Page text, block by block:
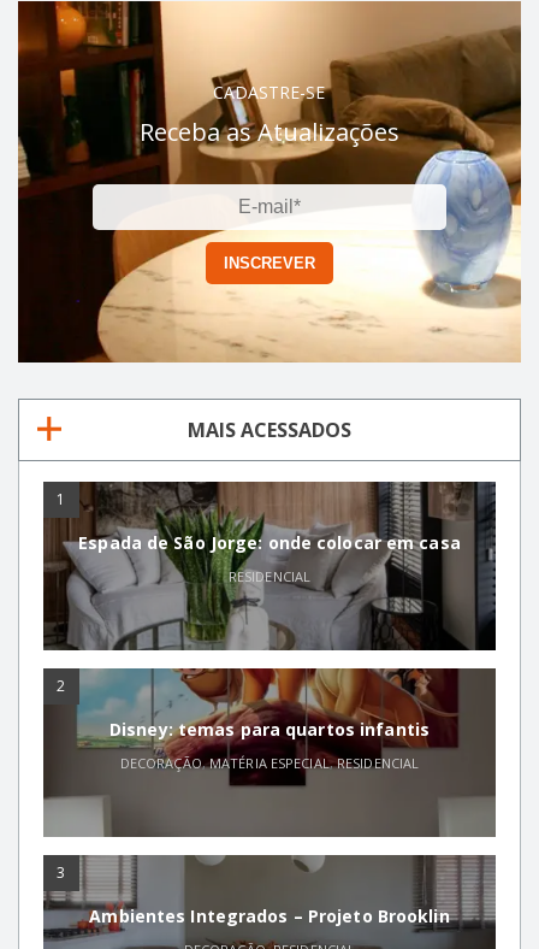
CADASTRE-SE
Receba as Atualizações
MAIS ACESSADOS
1
Espada de São Jorge: onde colocar em casa
RESIDENCIAL
2
Disney: temas para quartos infantis
DECORAÇÃO,MATÉRIA ESPECIAL,RESIDENCIAL
3
Ambientes Integrados – Projeto Brooklin